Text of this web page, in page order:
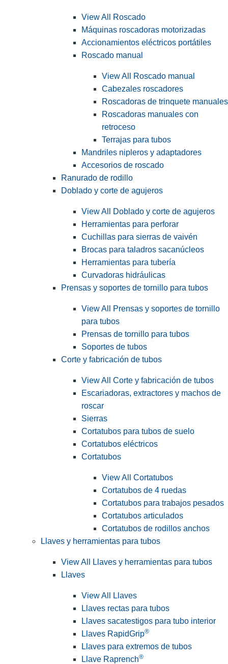
View All Roscado
Máquinas roscadoras motorizadas
Accionamientos eléctricos portátiles
Roscado manual
View All Roscado manual
Cabezales roscadores
Roscadoras de trinquete manuales
Roscadoras manuales con
retroceso
Terrajas para tubos
Mandriles nipleros y adaptadores
Accesorios de roscado
Ranurado de rodillo
Doblado y corte de agujeros
View All Doblado y corte de agujeros
Herramientas para perforar
Cuchillas para sierras de vaivén
Brocas para taladros sacanúcleos
Herramientas para tubería
Curvadoras hidráulicas
Prensas y soportes de tornillo para tubos
View All Prensas y soportes de tornillo
para tubos
Prensas de tornillo para tubos
Soportes de tubos
Corte y fabricación de tubos
View All Corte y fabricación de tubos
Escariadoras, extractores y machos de
roscar
Sierras
Cortatubos para tubos de suelo
Cortatubos eléctricos
Cortatubos
View All Cortatubos
Cortatubos de 4 ruedas
Cortatubos para trabajos pesados
Cortatubos articulados
Cortatubos de rodillos anchos
Llaves y herramientas para tubos
View All Llaves y herramientas para tubos
Llaves
View All Llaves
Llaves rectas para tubos
Llaves sacatestigos para tubo interior
Llaves RapidGrip®
Llaves para extremos de tubos
Llave Raprench®